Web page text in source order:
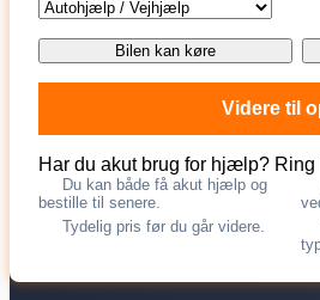
Bilen kan køre
Videre til
Har du akut brug for hjælp? Ring
Du kan både få akut hjælp og
bestille til senere.
Tydelig pris før du går videre.